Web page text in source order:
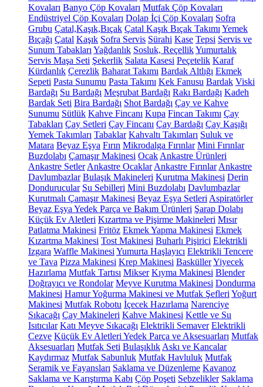
Kovaları Banyo Çöp Kovaları Mutfak Çöp Kovaları
Endüstriyel Çöp Kovaları Dolap İçi Çöp Kovaları Sofra
Grubu Çatal,Kaşık,Bıçak Çatal Kaşık Bıçak Takımı Yemek
Bıçağı Çatal Kaşık Sofra Servis Sürahi Kase Tepsi Servis ve
Sunum Tabakları Yağdanlık Sosluk, ReçellikYumurtalık
Servis Maşa Seti Şekerlik Salata Kasesi Peçetelik Karaf
Kürdanlık Çerezlik Baharat Takımı Bardak Altlığı Ekmek
Sepeti Pasta Sunumu Pasta Takımı Kek Fanusu Bardak Viski
Bardağı Su Bardağı Meşrubat Bardağı Rakı Bardağı Kadeh
Bardak Seti Bira Bardağı Shot Bardağı Çay ve Kahve
Sunumu Sütlük Kahve Fincanı Kupa Fincan Takımı Çay
Tabakları Çay Setleri Çay Fincanı Çay Bardağı Çay Kaşığı
Yemek Takımları Tabaklar Kahvaltı Takımları Suluk ve
Matara Beyaz Eşya Fırın Mikrodalga Fırınlar Mini Fırınlar
Buzdolabı Çamaşır Makinesi Ocak Ankastre Ürünleri
Ankastre Setler Ankastre Ocaklar Ankastre Fırınlar Ankastre
Davlumbazlar Bulaşık Makineleri Kurutma Makinesi Derin
Dondurucular Su Sebilleri Mini Buzdolabı Davlumbazlar
Kurutmalı Çamaşır Makinesi Beyaz Eşya Setleri Aspiratörler
Beyaz Eşya Yedek Parça ve Bakım Ürünleri Şarap Dolabı
Küçük Ev Aletleri Kızartma ve Pişirme Makineleri Mısır
Patlatma Makinesi Fritöz Ekmek Yapma Makinesi Ekmek
Kızartma Makinesi Tost Makinesi Buharlı Pişirici Elektrikli
Izgara Waffle Makinesi Yumurta Haşlayıcı Elektrikli Tencere
ve Tava Pizza Makinesi Krep Makinesi BasküllerYiyecek
Hazırlama Mutfak Tartısı Mikser Kıyma Makinesi Blender
Doğrayıcı ve Rondolar Meyve Kurutma Makinesi Dondurma
Makinesi Hamur Yoğurma Makinesi ve Mutfak Şefleri Yoğurt
Makinesi Mutfak Robotu İçecek Hazırlama Narenciye
Sıkacağı Çay Makineleri Kahve Makinesi Kettle ve Su
Isıtıcılar Katı Meyve Sıkacağı Elektrikli Semaver Elektrikli
Cezve Küçük Ev Aletleri Yedek Parça ve Aksesuarları Mutfak
Aksesuarları Mutfak Seti Bulaşıklık Askı ve Kancalar
Kaydırmaz Mutfak Sabunluk Mutfak Havluluk Mutfak
Seramik ve Fayansları Saklama ve Düzenleme Kavanoz
Saklama ve Karıştırma Kabı Çöp Poşeti Sebzelikler Saklama